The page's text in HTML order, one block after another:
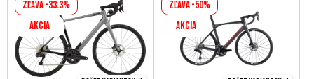
Zľava -33.3%
AKCIA
Zľava -50%
AKCIA